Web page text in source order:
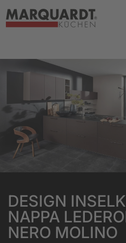
DESIGN
NAPPA
NERO MOLINO